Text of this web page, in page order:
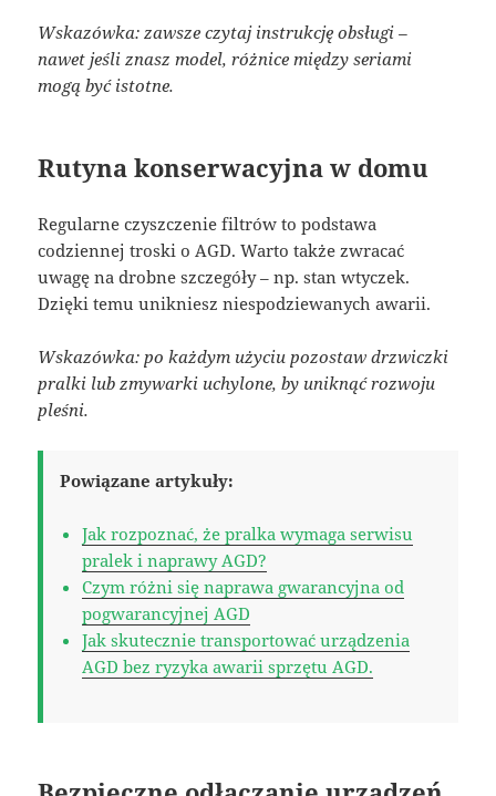
Wskazówka: zawsze czytaj instrukcję obsługi –
nawet jeśli znasz model, różnice między seriami
mogą być istotne.
Rutyna konserwacyjna w domu
Regularne czyszczenie filtrów to podstawa
codziennej troski o AGD. Warto także zwracać
uwagę na drobne szczegóły – np. stan wtyczek.
Dzięki temu unikniesz niespodziewanych awarii.
Wskazówka: po każdym użyciu pozostaw drzwiczki
pralki lub zmywarki uchylone, by uniknąć rozwoju
pleśni.
Powiązane artykuły:
Jak rozpoznać, że pralka wymaga serwisu
pralek i naprawy AGD?
Czym różni się naprawa gwarancyjna od
pogwarancyjnej AGD
Jak skutecznie transportować urządzenia
AGD bez ryzyka awarii sprzętu AGD.